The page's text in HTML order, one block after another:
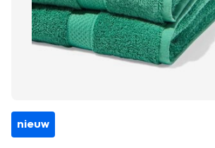
nieuw